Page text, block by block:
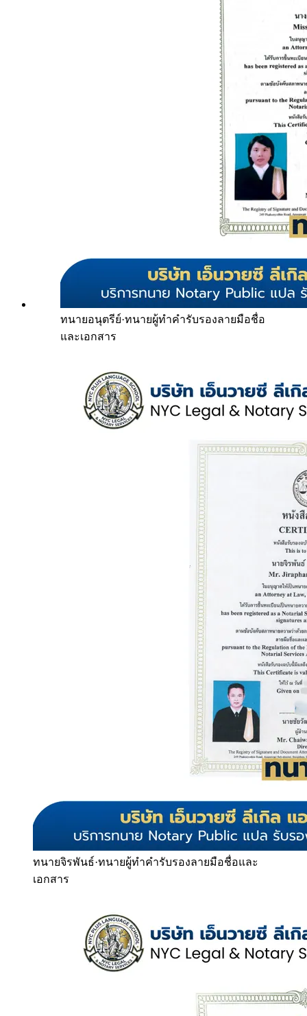
ทนายอนุตรีย์·ทนายผู้ทำคำรับรองลายมือชื่อ
และเอกสาร
ทนายจิรพันธ์·ทนายผู้ทำคำรับรองลายมือชื่อและ
เอกสาร